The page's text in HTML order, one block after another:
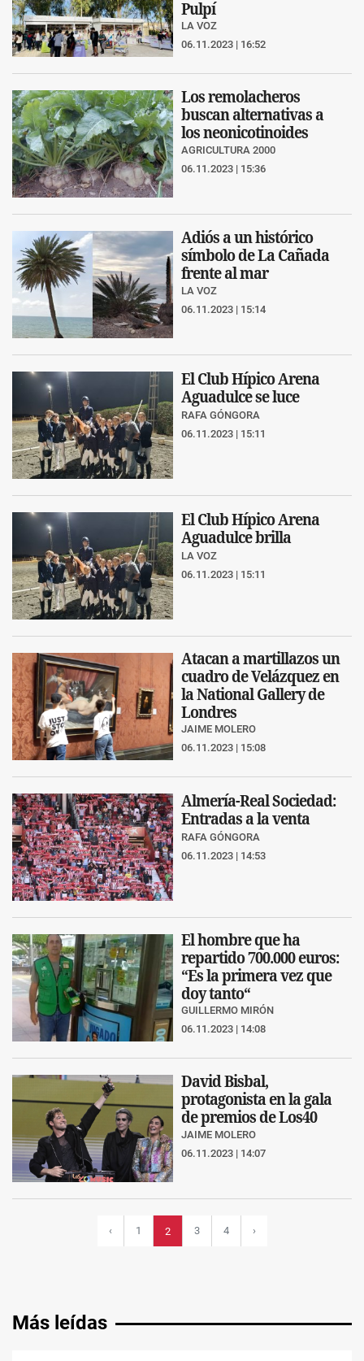
Pulpí
LA VOZ
06.11.2023 | 16:52
Los remolacheros
buscan alternativas a
los neonicotinoides
AGRICULTURA 2000
06.11.2023 | 15:36
Adiós a un histórico
símbolo de La Cañada
frente al mar
LA VOZ
06.11.2023 | 15:14
El Club Hípico Arena
Aguadulce se luce
RAFA GÓNGORA
06.11.2023 | 15:11
El Club Hípico Arena
Aguadulce brilla
LA VOZ
06.11.2023 | 15:11
Atacan a martillazos un
cuadro de Velázquez en
la National Gallery de
Londres
JAIME MOLERO
06.11.2023 | 15:08
Almería-Real Sociedad:
Entradas a la venta
RAFA GÓNGORA
06.11.2023 | 14:53
El hombre que ha
repartido 700.000 euros:
“Es la primera vez que
doy tanto“
GUILLERMO MIRÓN
06.11.2023 | 14:08
David Bisbal,
protagonista en la gala
de premios de Los40
JAIME MOLERO
06.11.2023 | 14:07
‹ 1 2 3 4 ›
Más leídas